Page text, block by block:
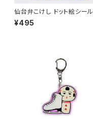
仙台弁こけし ドット絵シール
¥495